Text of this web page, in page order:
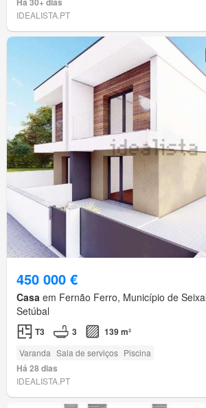
IDEALISTA.PT
450 000 €
Casa em Fernão Ferro, Município de
Setúbal
T3 3 139 m²
Varanda Sala de serviços Piscina
Há 28 dias
IDEALISTA.PT